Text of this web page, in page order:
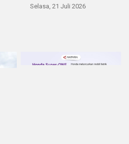
Selasa, 21 Juli 2026